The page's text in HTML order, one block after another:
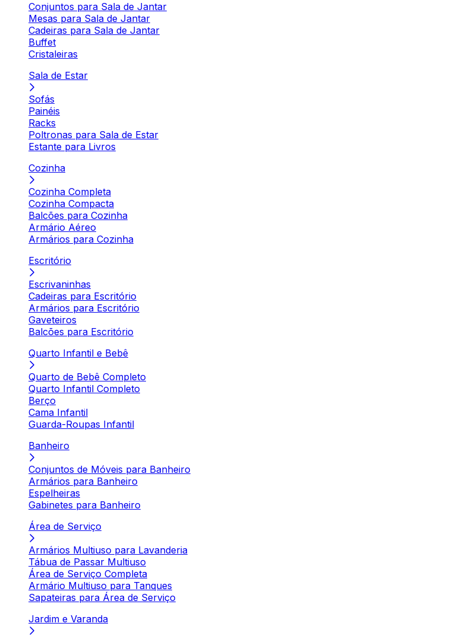
Conjuntos para Sala de Jantar
Mesas para Sala de Jantar
Cadeiras para Sala de Jantar
Buffet
Cristaleiras
Sala de Estar
Sofás
Painéis
Racks
Poltronas para Sala de Estar
Estante para Livros
Cozinha
Cozinha Completa
Cozinha Compacta
Balcões para Cozinha
Armário Aéreo
Armários para Cozinha
Escritório
Escrivaninhas
Cadeiras para Escritório
Armários para Escritório
Gaveteiros
Balcões para Escritório
Quarto Infantil e Bebê
Quarto de Bebê Completo
Quarto Infantil Completo
Berço
Cama Infantil
Guarda-Roupas Infantil
Banheiro
Conjuntos de Móveis para Banheiro
Armários para Banheiro
Espelheiras
Gabinetes para Banheiro
Área de Serviço
Armários Multiuso para Lavanderia
Tábua de Passar Multiuso
Área de Serviço Completa
Armário Multiuso para Tanques
Sapateiras para Área de Serviço
Jardim e Varanda